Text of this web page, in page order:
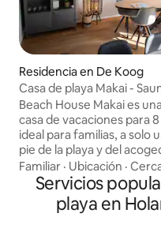
Residencia en De Koog
Casa de playa Makai -
playa a 400 m
Beach House Makai es
casa de vacaciones para
ideal para familias, a solo
pie de la playa y del
De Koog. La casa ofrece todas las
comodidades para una
con un sauna finlandés, 2
modernos con regaderas
Familiar · Ubicación ·
Servicios
playa en